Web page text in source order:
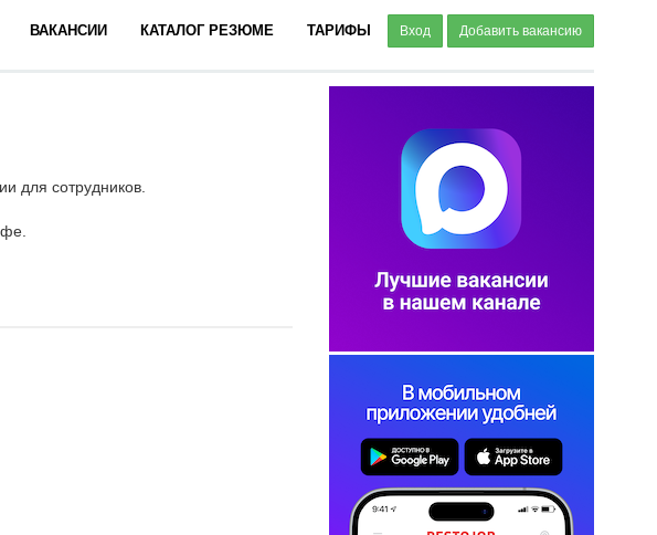
ВАКАНСИИ КАТАЛОГ РЕЗЮМЕ ТАРИФЫ Вход Добавить вакансию
для сотрудников.